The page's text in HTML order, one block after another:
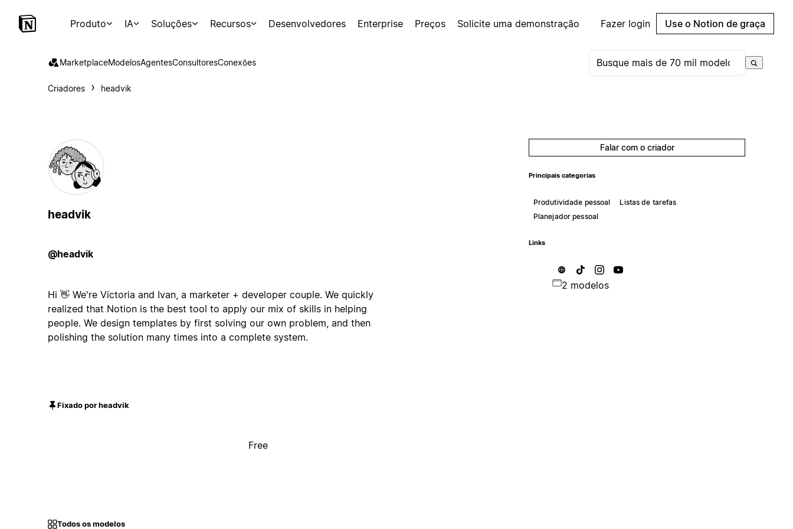
Produto IA Soluções Recursos Desenvolvedores Enterprise Preços Solicite uma demonstração Fazer login Use o Notion de graça
MarketplaceModelosAgentesConsultoresConexões
Criadores headvik
headvik
@headvik
Hi 👋 We're Victoria and Ivan, a marketer + developer couple. We quickly
realized that Notion is the best tool to apply our mix of skills in helping
people. We design templates by first solving our own problem, and then
polishing the solution many times into a complete system.
Falar com o criador
Principais categorias
Produtividade pessoal
Listas de tarefas
Planejador pessoal
Links
2 modelos
Fixado por headvik
Free
Todos os modelos